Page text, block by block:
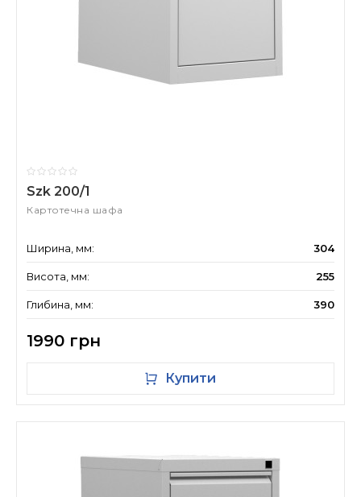
Szk 200/1
Картотечна шафа
Ширина, мм: 304
Висота, мм: 255
Глибина, мм: 390
1990 грн
Купити